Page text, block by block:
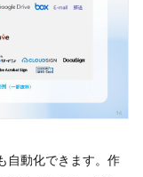
自動化できます。作